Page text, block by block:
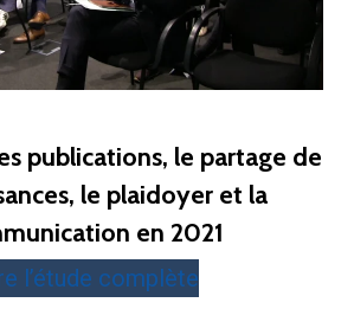
publications, le partage de
le plaidoyer et la
en 2021
l’étude complète